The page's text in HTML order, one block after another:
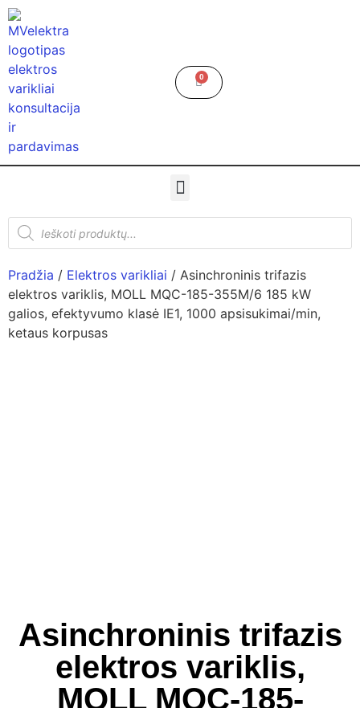
0
Pradžia / Elektros varikliai / Asinchroninis trifazis
elektros variklis, MOLL MQC-185-355M/6 185 kW
galios, efektyvumo klasė IE1, 1000 apsisukimai/min,
ketaus korpusas
Asinchroninis trifazis
elektros variklis,
MOLL MQC-185-